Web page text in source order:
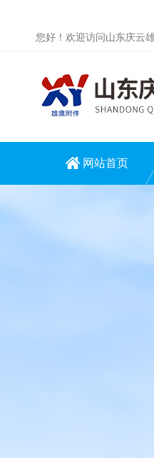
您好！欢迎访问山东庆云
网站首页